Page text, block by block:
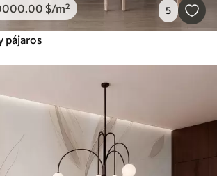
.00 $/m² 5
pájaros